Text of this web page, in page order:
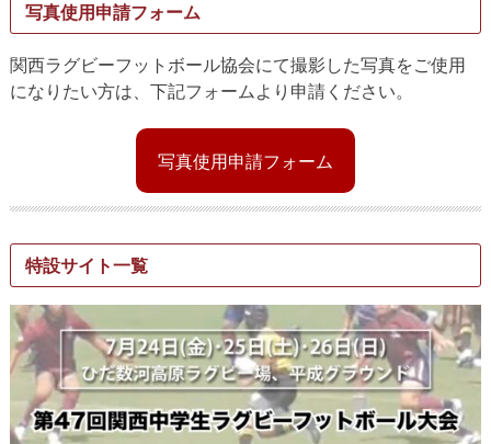
写真使用申請フォーム
関西ラグビーフットボール協会にて撮影した写真をご使用
になりたい方は、下記フォームより申請ください。
写真使用申請フォーム
特設サイト一覧